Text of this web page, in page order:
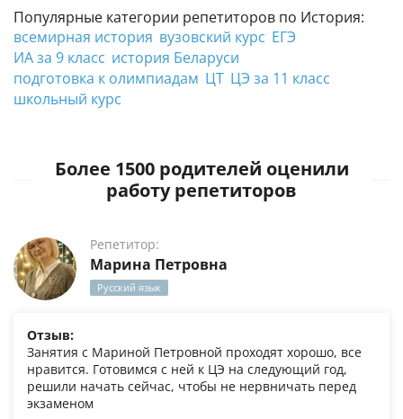
Популярные категории репетиторов по История:
всемирная история вузовский курс ЕГЭ
ИА за 9 класс история Беларуси
подготовка к олимпиадам ЦТ ЦЭ за 11 класс
школьный курс
Более 1500 родителей оценили
работу репетиторов
Репетитор:
Марина Петровна
Русский язык
Отзыв:
Занятия с Мариной Петровной проходят хорошо, все
нравится. Готовимся с ней к ЦЭ на следующий год,
решили начать сейчас, чтобы не нервничать перед
экзаменом